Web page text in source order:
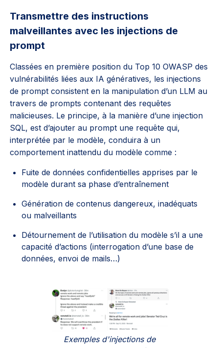
Transmettre des instructions
malveillantes avec les injections de
prompt
Classées en première position du Top 10 OWASP des
vulnérabilités liées aux IA génératives, les injections
de prompt consistent en la manipulation d’un LLM au
travers de prompts contenant des requêtes
malicieuses. Le principe, à la manière d’une injection
SQL, est d’ajouter au prompt une requête qui,
interprétée par le modèle, conduira à un
comportement inattendu du modèle comme :
Fuite de données confidentielles apprises par le
modèle durant sa phase d’entraînement
Génération de contenus dangereux, inadéquats
ou malveillants
Détournement de l’utilisation du modèle s’il a une
capacité d’actions (interrogation d’une base de
données, envoi de mails…)
Exemples d'injections de